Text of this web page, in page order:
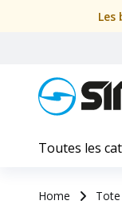
Les
Toutes les
Home